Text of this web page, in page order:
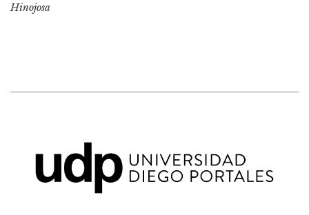
Hinojosa